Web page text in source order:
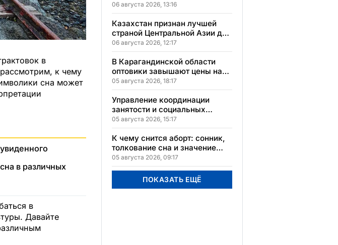
в
к чему
сна может
в различных
в
Давайте
06 августа 2026, 13:16
Казахстан признан лучшей
страной Центральной Азии для
переезда
06 августа 2026, 12:17
В Карагандинской области
оптовики завышают цены на
продукты до 50%
05 августа 2026, 18:17
Управление координации
занятости и социальных
программ Карагандинской
области сменило место
расположения
05 августа 2026, 15:17
К чему снится аборт: сонник,
толкование сна и значение
увиденного
05 августа 2026, 09:17
ПОКАЗАТЬ ЕЩЁ